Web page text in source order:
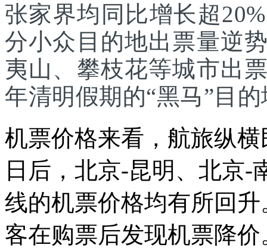
张家界均同比增长超
分小众目的地出票量逆
夷山、攀枝花等城市出
年清明假期的“黑马”目
机票价格来看，航旅纵
日后，北京-昆明、北京-
线的机票价格均有所回
客在购票后发现机票降